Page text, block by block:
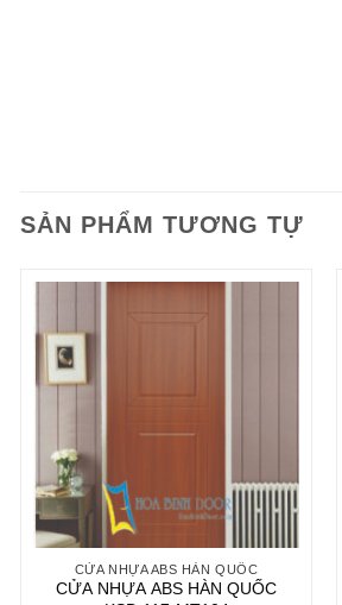
SẢN PHẨM TƯƠNG TỰ
CỬA NHỰA ABS HÀN QUỐC
CỬA NHỰA ABS HÀN QUỐC